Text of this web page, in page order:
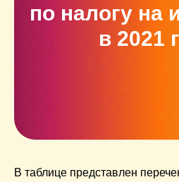
по налогу на
в 2021
В таблице представлен